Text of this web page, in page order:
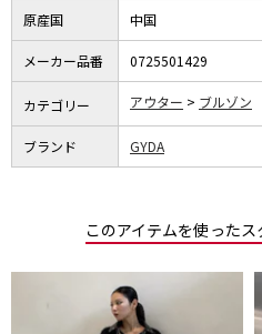
原産国 中国
メーカー品番 0725501429
カテゴリー アウター ブルゾン
ブランド GYDA
このアイテムを使った